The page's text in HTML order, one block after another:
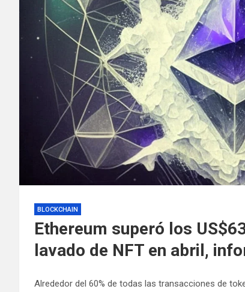
BLOCKCHAIN
Ethereum superó los
lavado de NFT en abril,
Alrededor del 60% de todas las transacciones de